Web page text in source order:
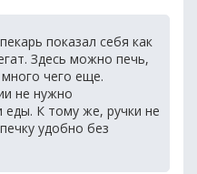
показал себя как
Здесь можно печь,
чего еще.
не нужно
еды. К тому же, ручки не
удобно без